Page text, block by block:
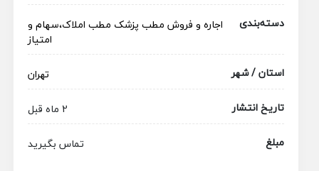
دسته‌بندی
اجاره و فروش مطب پزشک مطب املاک،سهام و
امتیاز
استان / شهر
تهران
تاریخ انتشار
2 ماه قبل
مبلغ
تماس بگیرید